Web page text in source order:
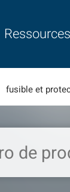
Ressources
fusible et